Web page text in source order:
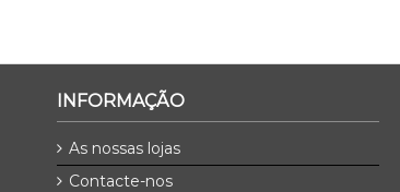
INFORMAÇÃO
As nossas lojas
Contacte-nos